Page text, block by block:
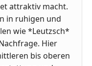
attraktiv macht.
in ruhigen und
wie *Leutzsch*
Hier
bis oberen